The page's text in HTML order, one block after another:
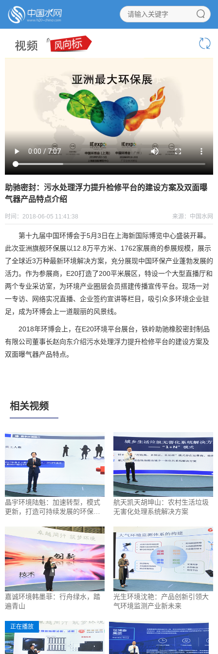
助驰密封：污水处理浮力提升检修平台的建设方案及双面曝
气器产品特点介绍
时间：2018-06-05 11:41:38 来源：中国水网
第十九届中国环博会于5月3日在上海新国际博览中心盛装开幕。
此次亚洲旗舰环保展以12.8万平方米、1762家展商的参展规模，展示
了全球近3万种最新环境解决方案，充分展现中国环保产业蓬勃发展的
活力。作为参展商，E20打造了200平米展区，特设一个大型直播厅和
两个专业采访室，为环境产业圈层会员搭建传播宣传平台。现场一对
一专访、网络实况直播、企业签约宣讲等栏目，吸引众多环境企业驻
足，成为环博会上一道靓丽的风景线。
2018年环博会上，在E20环境平台展台，铁岭助驰橡胶密封制品
有限公司董事长赵向东介绍污水处理浮力提升检修平台的建设方案及
双面曝气器产品特点。
相关视频
晶宇环境陆魁：加速转型，模式
更新，打造可持续发展的环保企
航天凯天胡坤山：农村生活垃圾
无害化处理系统解决方案
嘉诚环境韩墨菲：行舟绿水，踏
遍青山
光生环境沈艳：产品创新引领大
气环境监测产业新未来
正在播放